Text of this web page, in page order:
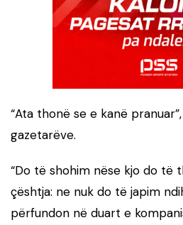
“Ata thonë se e kanë
gazetarëve.
“Do të shohim nëse kjo do të
çështja: ne nuk do të japim
përfundon në duart e